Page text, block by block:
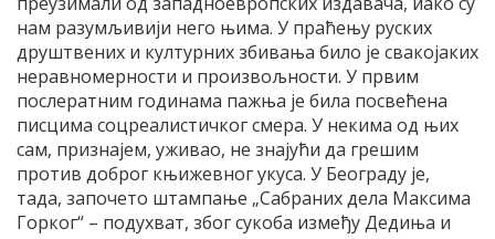
нам разумљивији него њима. У праћењу руских
друштвених и културних збивања било је свакојаких
неравномерности и произвољности. У првим
послератним годинама пажња је била посвећена
писцима соцреалистичког смера. У некима од њих
сам, признајем, уживао, не знајући да грешим
против доброг књижевног укуса. У Београду је,
тада, започето штампање „Сабраних дела Максима
Горког“ – подухват, због сукоба између Дедиња и